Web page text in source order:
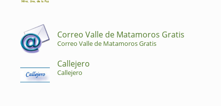
Correo Valle de Matamoros Gratis
Correo Valle de Matamoros Gratis
Callejero
Callejero